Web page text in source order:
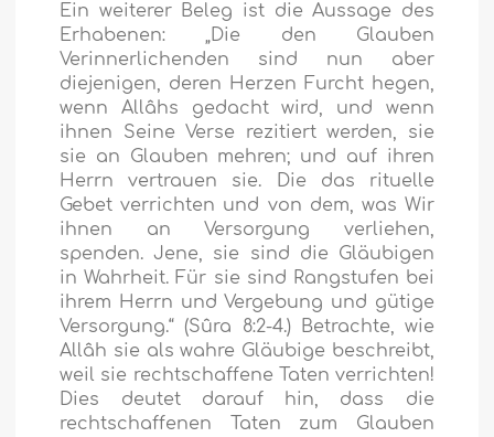
Ein weiterer Beleg ist die Aussage des
Erhabenen:„Die den Glauben
Verinnerlichenden sind nun aber
diejenigen, deren Herzen Furcht hegen,
wenn Allâhs gedacht wird, und wenn
ihnen Seine Verse rezitiert werden, sie
sie an Glauben mehren; und auf ihren
Herrn vertrauen sie. Die das rituelle
Gebet verrichten und von dem, was Wir
ihnen an Versorgung verliehen,
spenden. Jene, sie sind die Gläubigen
in Wahrheit. Für sie sind Rangstufen bei
ihrem Herrn und Vergebung und gütige
Versorgung.“ (Sûra 8:2-4.) Betrachte, wie
Allâh sie als wahre Gläubige beschreibt,
weil sie rechtschaffene Taten verrichten!
Dies deutet darauf hin, dass die
rechtschaffenen Taten zum Glauben